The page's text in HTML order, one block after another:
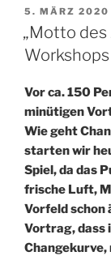
AM
5. MÄRZ 2020
„Motto des
Vor ca. 150
minütigen
Wie geht
starten wir
Spiel, da das
frische Luft,
Vorfeld schon
Vortrag, dass
Changekurve,